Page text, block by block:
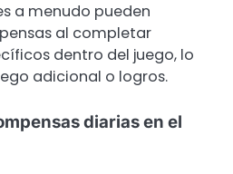
a menudo pueden
al completar
dentro del juego, lo
adicional o logros.
diarias en el